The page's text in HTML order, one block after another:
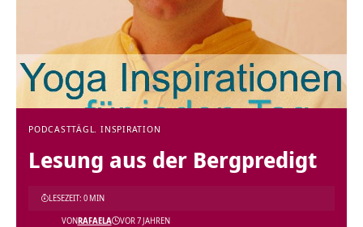
PODCASTTÄGL. INSPIRATION
Lesung aus der Bergpredigt
VONRAFAELA VOR 7 JAHREN
LESEZEIT: 0 MIN